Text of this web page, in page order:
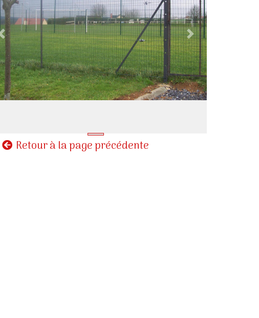
Previous Next
Retour à la page précédente